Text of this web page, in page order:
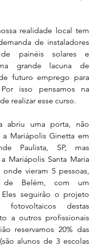
realidade local tem
de instaladores
de painéis solares e
grande lacuna de
futuro emprego para
isso pensamos na
realizar esse curso.
abriu uma porta, não
a Mariápolis Ginetta em
Paulista, SP, mas
Mariápolis Santa Maria
vieram 5 pessoas,
Belém, com um
seguirão o projeto
fotovoltaicos destas
a outros profissionais
reservamos 20% das
alunos de 3 escolas